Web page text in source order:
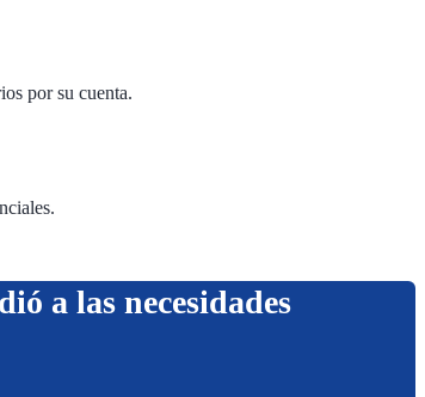
por su cuenta.
a las necesidades